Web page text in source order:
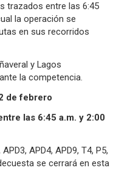
trazados entre las 6:45
la operación se
en sus recorridos
y Lagos
la competencia.
de febrero
las 6:45 a.m. y 2:00
APD4, APD9, T4, P5,
se cerrará en esta